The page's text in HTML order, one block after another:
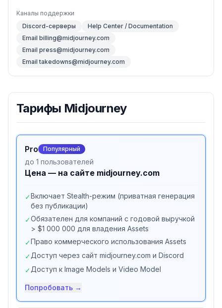
Каналы поддержки
Discord-серверы
Help Center / Documentation
Email billing@midjourney.com
Email press@midjourney.com
Email takedowns@midjourney.com
Тарифы Midjourney
Pro Популярный
до 1 пользователей
Цена — на сайте midjourney.com
✓Включает Stealth-режим (приватная генерация
без публикации)
✓Обязателен для компаний с годовой выручкой
> $1 000 000 для владения Assets
✓Право коммерческого использования Assets
✓Доступ через сайт midjourney.com и Discord
✓Доступ к Image Models и Video Model
Попробовать →